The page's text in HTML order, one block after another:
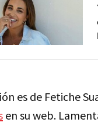
es de Fetiche
en su web.